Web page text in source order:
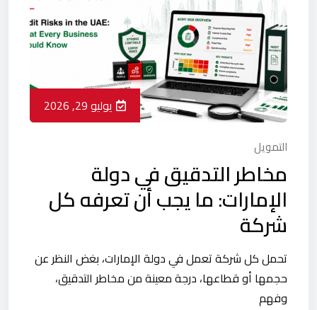
يوليو 29, 2026
التمويل
مخاطر التدقيق في دولة
الإمارات: ما يجب أن تعرفه كل
شركة
تحمل كل شركة تعمل في دولة الإمارات، بغض النظر عن
حجمها أو قطاعها، درجة معينة من مخاطر التدقيق،
وفهم